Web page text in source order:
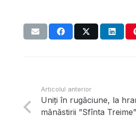
Articolul anterior
Uniți în rugăciune, la
mănăstirii ”Sfînta